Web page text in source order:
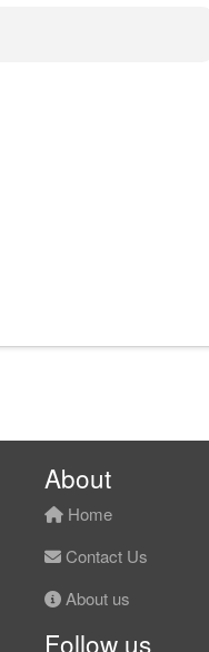
势推进。
About
Home
Contact Us
About us
Follow us